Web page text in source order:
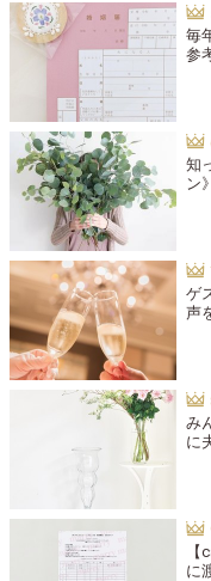
毎
参
知
ン
ゲ
声
み
に
に